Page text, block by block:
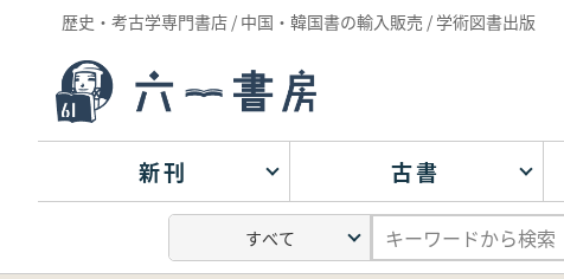
歴史・考古学専門書店 / 中国・韓国書の輸入販売 / 学術図書出版
新刊 古書